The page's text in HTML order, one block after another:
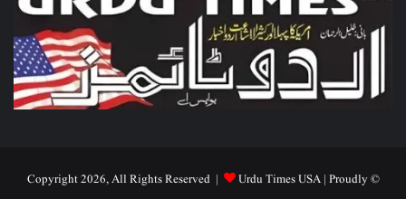
© Copyright 2026, All Rights Reserved |
Urdu Times USA| Proudly